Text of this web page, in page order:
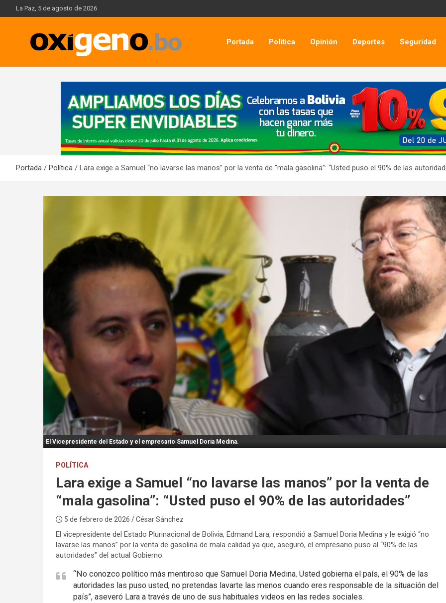
to
La Paz, 5 de agosto de 2026
Oxígeno Digital
Portada Política Opinión Deportes Seguridad
i
s
Portada Política Lara exige a Samuel “no lavarse las manos” por la venta de “mala gasolina”: “Usted puso el 90% de las
El Vicepresidente del Estado y el empresario Samuel Doria Medina.
POLÍTICA
Lara exige a Samuel “no lavarse las manos” por la venta de
“mala gasolina”: “Usted puso el 90% de las autoridades”
5 de febrero de 2026 / César Sánchez
El vicepresidente del Estado Plurinacional de Bolivia, Edmand Lara, respondió a Samuel Doria Medina y le exigió “no
lavarse las manos” por la venta de gasolina de mala calidad ya que, aseguró, el empresario puso al “90% de las
autoridades” del actual Gobierno.
“No conozco político más mentiroso que Samuel Doria Medina. Usted gobierna el país, el 90% de las
autoridades las puso usted, no pretendas lavarte las menos cuando eres responsable de la situación del
país”, aseveró Lara a través de uno de sus habituales videos en las redes sociales.